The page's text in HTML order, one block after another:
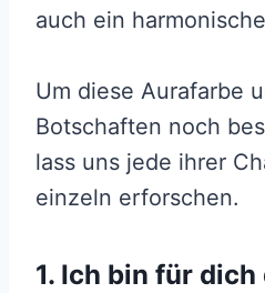
auch ein
Um diese Aurafarbe
Botschaften noch
lass uns jede ihrer
einzeln erforschen.
1. Ich bin für dich